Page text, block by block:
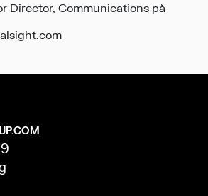
Director, Communications på